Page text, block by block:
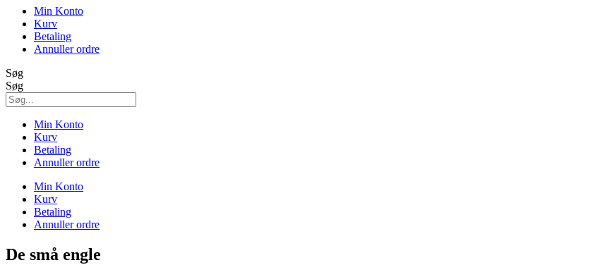
Min Konto
Kurv
Betaling
Annuller ordre
Søg
Søg
Min Konto
Kurv
Betaling
Annuller ordre
Min Konto
Kurv
Betaling
Annuller ordre
De små engle